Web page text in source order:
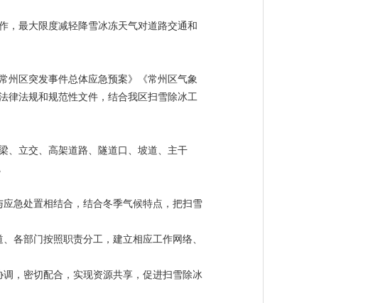
，最大限度减轻降雪冰冻天气对道路交通和
州区突发事件总体应急预案》《常州区气象
律法规和规范性文件，结合我区扫雪除冰工
、立交、高架道路、隧道口、坡道、主干
急处置相结合，结合冬季气候特点，把扫雪
各部门按照职责分工，建立相应工作网络、
，密切配合，实现资源共享，促进扫雪除冰